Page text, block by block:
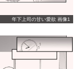
年下上司の甘い愛欲 画像1